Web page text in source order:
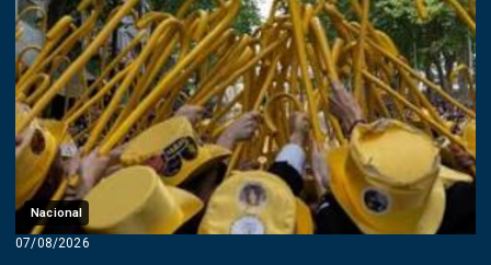
Nacional
07/08/2026